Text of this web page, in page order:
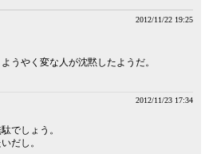
2012/11/22 19:25
うやく変な人が沈黙したようだ。
2012/11/23 17:34
でしょう。
だし。